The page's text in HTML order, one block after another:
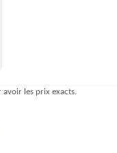
les prix exacts.